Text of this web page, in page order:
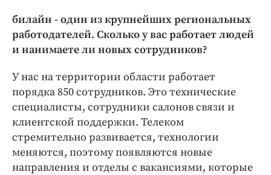
билайн - один из крупнейших региональных
работодателей. Сколько у вас работает людей
и нанимаете ли новых сотрудников?
У нас на территории области работает
порядка 850 сотрудников. Это технические
специалисты, сотрудники салонов связи и
клиентской поддержки. Телеком
стремительно развивается, технологии
меняются, поэтому появляются новые
направления и отделы с вакансиями, которые